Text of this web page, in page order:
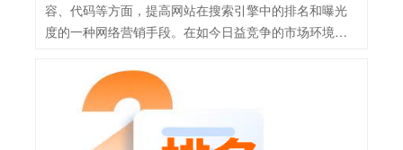
容、代码等方面，提高网站在搜索引擎中的排名和曝光
度的一种网络营销手段。在如今日益竞争的市场环境
和获取流量的必要手段。作为一种专业的技能，SEO优
化需要专业的团队和实践经验。其关键点包括：选择合
适的关键词、提高网站内容质量、增加外链数量和质
量、制作高质量网站流量统计数据分析等多方面内容。